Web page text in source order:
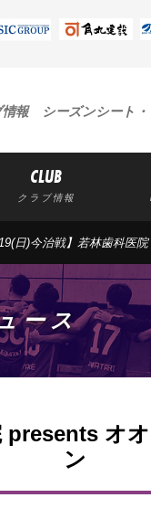
報 シーズンシート
CLUB
クラブ情報
日)今治戦】若林歯科医
ース
presents オ
ン